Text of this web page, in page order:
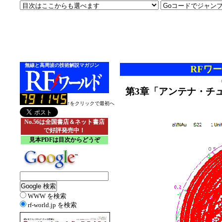
無線と高周波の技術解説マガジン
↑をクリックで最初へ
No.56は全国書店＆ネット書店
で好評発売中！
見本PDFは目次からどうぞ
WWW を検索
rf-world.jp を検索
RFワ
第3章「アンテナ・チ